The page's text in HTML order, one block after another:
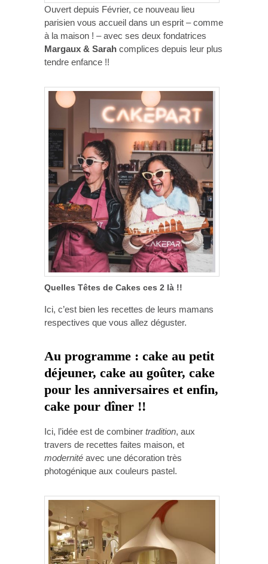
Ouvert depuis Février, ce nouveau lieu
parisien vous accueil dans un esprit – comme
à la maison ! – avec ses deux fondatrices
Margaux & Sarah complices depuis leur plus
tendre enfance !!
Quelles Têtes de Cakes ces 2 là !!
Ici, c’est bien les recettes de leurs mamans
respectives que vous allez déguster.
Au programme : cake au petit
déjeuner, cake au goûter, cake
pour les anniversaires et enfin,
cake pour dîner !!
Ici, l’idée est de combiner tradition, aux
travers de recettes faites maison, et
modernité avec une décoration très
photogénique aux couleurs pastel.